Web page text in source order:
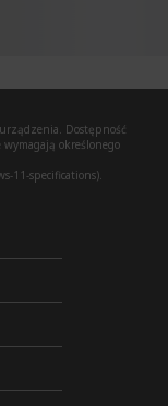
Dostępność
określonego
11-specifications).